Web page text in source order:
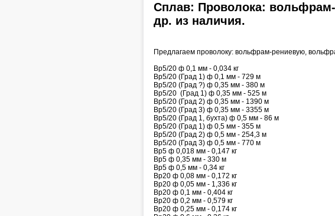
Сплав: Проволока:
др. из наличия.
Предлагаем проволоку: вольфрам-рениевую,
Вр5/20 ф 0,1 мм - 0,034 кг
Вр5/20 (Град 1) ф 0,1 мм - 729 м
Вр5/20 (Град ?) ф 0,35 мм - 380 м
Вр5/20 (Град 1) ф 0,35 мм - 525 м
Вр5/20 (Град 2) ф 0,35 мм - 1390 м
Вр5/20 (Град 3) ф 0,35 мм - 3355 м
Вр5/20 (Град 1, бухта) ф 0,5 мм - 86 м
Вр5/20 (Град 1) ф 0,5 мм - 355 м
Вр5/20 (Град 2) ф 0,5 мм - 254,3 м
Вр5/20 (Град 3) ф 0,5 мм - 770 м
Вр5 ф 0,018 мм - 0,147 кг
Вр5 ф 0,35 мм - 330 м
Вр5 ф 0,5 мм - 0,34 кг
Вр20 ф 0,08 мм - 0,172 кг
Вр20 ф 0,05 мм - 1,336 кг
Вр20 ф 0,1 мм - 0,404 кг
Вр20 ф 0,2 мм - 0,579 кг
Вр20 ф 0,25 мм - 0,174 кг